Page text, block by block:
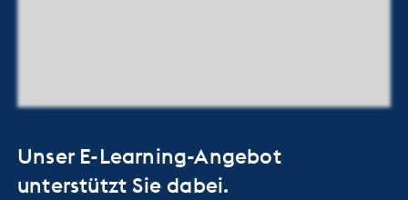
Unser E-Learning-Angebot
unterstützt Sie dabei.